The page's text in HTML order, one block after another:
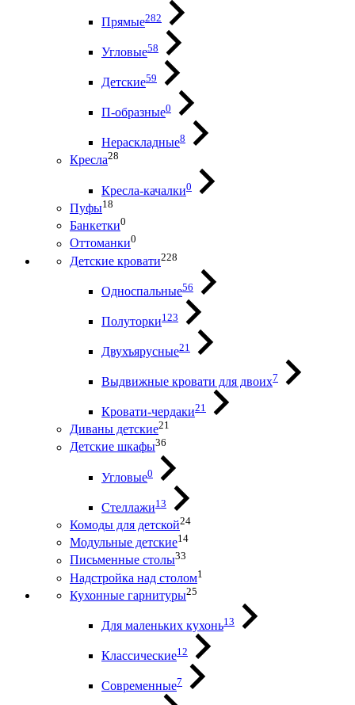
Прямые282
Угловые58
Детские59
П-образные0
Нераскладные8
Кресла28
Кресла-качалки0
Пуфы18
Банкетки0
Оттоманки0
Детские кровати228
Односпальные56
Полуторки123
Двухъярусные21
Выдвижные кровати для двоих7
Кровати-чердаки21
Диваны детские21
Детские шкафы36
Угловые0
Стеллажи13
Комоды для детской24
Модульные детские14
Письменные столы33
Надстройка над столом1
Кухонные гарнитуры25
Для маленьких кухонь13
Классические12
Современные7